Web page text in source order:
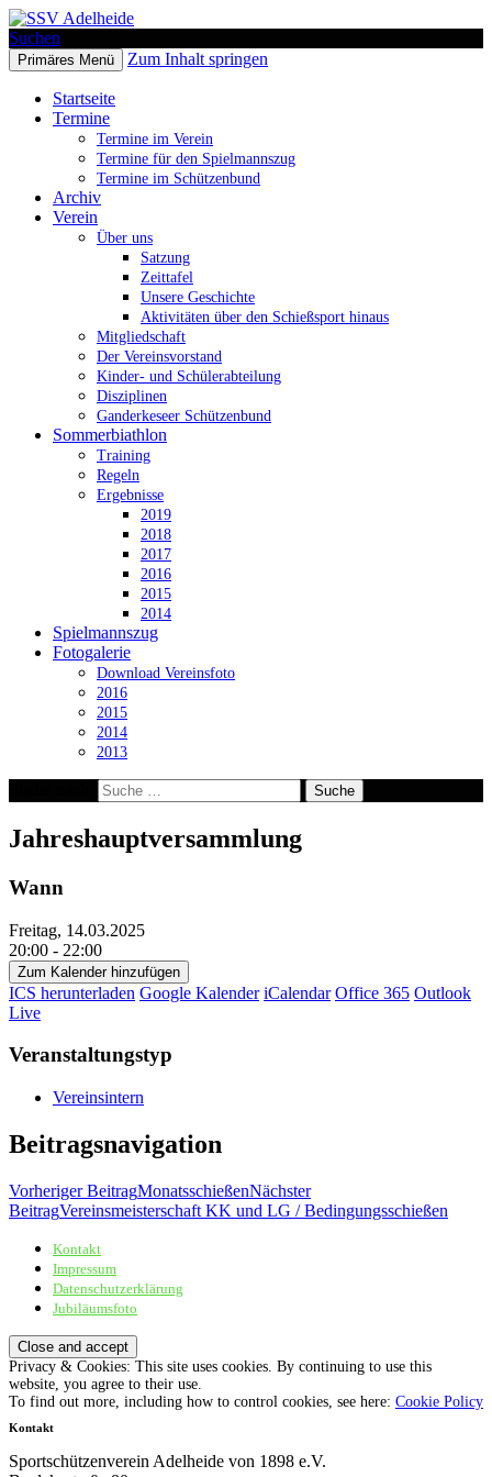
SSV Adelheide
Suchen
Primäres Menü Zum Inhalt springen
Startseite
Termine
Termine im Verein
Termine für den Spielmannszug
Termine im Schützenbund
Archiv
Verein
Über uns
Satzung
Zeittafel
Unsere Geschichte
Aktivitäten über den Schießsport hinaus
Mitgliedschaft
Der Vereinsvorstand
Kinder- und Schülerabteilung
Disziplinen
Ganderkeseer Schützenbund
Sommerbiathlon
Training
Regeln
Ergebnisse
2019
2018
2017
2016
2015
2014
Spielmannszug
Fotogalerie
Download Vereinsfoto
2016
2015
2014
2013
Jahreshauptversammlung
Wann
Freitag, 14.03.2025
20:00 - 22:00
Zum Kalender hinzufügen
ICS herunterladen Google Kalender iCalendar Office 365 Outlook
Live
Veranstaltungstyp
Vereinsintern
Beitragsnavigation
Vorheriger BeitragMonatsschießenNächster
BeitragVereinsmeisterschaft KK und LG / Bedingungsschießen
Sportschützenverein Adelheide von 1898 e.V.
Kontakt
Impressum
Datenschutzerklärung
Jubiläumsfoto
Privacy & Cookies: This site uses cookies. By continuing to use this
website, you agree to their use.
To find out more, including how to control cookies, see here: Cookie Policy
Kontakt
Sportschützenverein Adelheide von 1898 e.V.